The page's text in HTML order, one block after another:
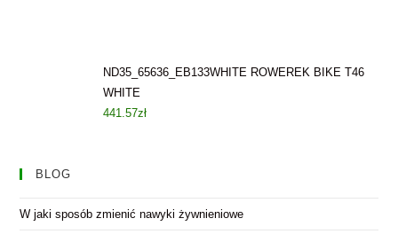
ND35_65636_EB133WHITE ROWEREK BIKE T46
WHITE
441.57zł
BLOG
W jaki sposób zmienić nawyki żywnieniowe